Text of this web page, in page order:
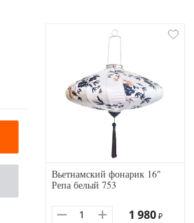
Вьетнамский фонарик 16"
Репа белый 753
1 980 ₽